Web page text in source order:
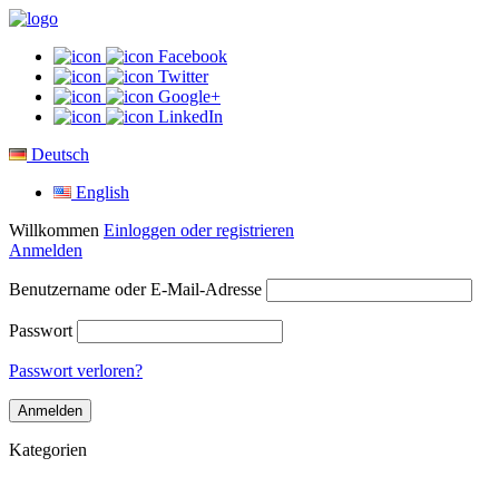
Facebook
Twitter
Google+
LinkedIn
Deutsch
English
Willkommen Einloggen oder registrieren
Anmelden
Benutzername oder E-Mail-Adresse
Passwort
Passwort verloren?
Kategorien